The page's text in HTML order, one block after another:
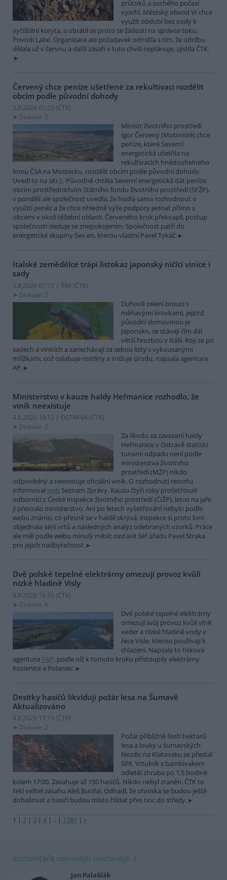
průtoků a suchého počasí
vyschl. Městský obvod VI chce
využít období bez vody k
vyčištění koryta, a obrátil se proto se žádostí na správce toku,
Povodí Labe. Organizace ale požadavek odmítla s tím, že údržbu
dělala už v červnu a další zásah v tuto chvíli neplánuje, zjistila ČTK.
Červený chce peníze ušetřené za rekultivaci rozdělit
obcím podle původní dohody
5.8.2026 01:29 (ČTK)
Diskuse: 2
Ministr životního prostředí
Igor Červený (Motoristé) chce
peníze, které Severní
energetická ušetřila na
rekultivacích hnědouhelného
lomu ČSA na Mostecku, rozdělit obcím podle původní dohody.
Uvedl to na síti X. Původně chtěla Severní energetická dát peníze
obcím prostřednictvím Státního fondu životního prostředí (SFŽP),
v pondělí ale společnost uvedla, že hodlá sama rozhodnout o
využití peněz a že chce ohledně výše podpory jednat přímo s
obcemi v okolí těžební oblasti. Červeného krok překvapil, postup
společnosti sleduje se znepokojením. Společnost patří do
energetické skupiny Sev.en, kterou vlastní Pavel Tykač.
Italské zemědělce trápí listokaz japonský ničící vinice i
sady
5.8.2026 01:12 | ŘÍM (ČTK)
Diskuse: 2
Duhově zelení brouci s
měňavými krovkami, jejichž
původní domovinou je
Japonsko, se stávají čím dál
větší hrozbou v Itálii. Rojí se po
sadech a vinicích a zanechávají za sebou listy s vykousanými
mřížkami, což oslabuje rostliny a snižuje úrodu, napsala agentura
AP.
Ministerstvo v kauze haldy Heřmanice rozhodlo, že
viník neexistuje
4.8.2026 19:12 | OSTRAVA (ČTK)
Diskuse: 2
Za škodu za zavezení haldy
Heřmanice v Ostravě statisíci
tunami odpadu není podle
ministerstva životního
prostředí (MŽP) nikdo
odpovědný a neexistuje oficiální viník. O rozhodnutí resortu
informoval web Seznam Zprávy. Kauzu čtyři roky prošetřovali
odborníci z České inspekce životního prostředí (ČIŽP), letos na jaře
ji převzalo ministerstvo. Ani po letech vyšetřování nebylo podle
webu známo, co přesně se v haldě skrývá, inspekce si proto loni
objednala sérii vrtů a následných analýz odebraných vzorků. Práce
ale měl podle webu minulý měsíc zastavit šéf úřadu Pavel Straka
pro jejich nadbytečnost.
Dvě polské tepelné elektrárny omezují provoz kvůli
nízké hladině Visly
4.8.2026 18:35 (ČTK)
Diskuse: 6
Dvě polské tepelné elektrárny
omezují svůj provoz kvůli vlně
veder a nízké hladině vody v
řece Visle, kterou používají k
chlazení. Napsala to tisková
agentura PAP, podle níž k tomuto kroku přistoupily elektrárny
Kozienice a Polaniec.
Desítky hasičů likvidují požár lesa na Šumavě
Aktualizováno
4.8.2026 17:13 (ČTK)
Diskuse: 2
Požár přibližně šesti hektarů
lesa a louky u šumavských
Nezdic na Klatovsku se přestal
šířit. Vrtulník s bambivakem
odletěl zhruba po 1,5 hodině
kolem 17:00. Zasahuje až 150 hasičů. Nikdo nebyl zraněn. ČTK to
řekl velitel zásahu Aleš Bucifal. Odhadl, že ohniska se budou ještě
dohašovat a hasiči budou místo hlídat přes noc do středy.
1 | 2 | 3 | 4 | .. | 1581 | »
komentáře nejnovější nejčtenější
Jan Palaščák